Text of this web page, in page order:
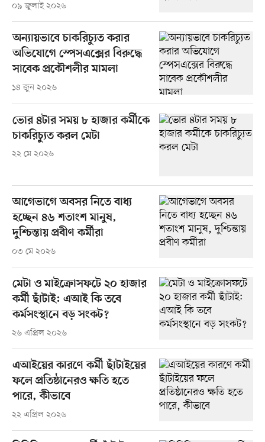
০৯ জুলাই ২০২৬
অন্যায়ভাবে চাকরিচ্যুত করার
অভিযোগে স্পেসএক্সের বিরুদ্ধে
সাবেক প্রকৌশলীর মামলা
১৪ জুন ২০২৬
ভোর ৪টার সময় ৮ হাজার কর্মীকে
চাকরিচ্যুত করল মেটা
২২ মে ২০২৬
আগেভাগে অবসর নিতে বাধ্য
হচ্ছেন ৪৬ শতাংশ মানুষ,
দুশ্চিন্তায় প্রবীণ কর্মীরা
০৩ মে ২০২৬
মেটা ও মাইক্রোসফটে ২০ হাজার
কর্মী ছাঁটাই: এআই কি তবে
কর্মসংস্থানে বড় সংকট?
২৬ এপ্রিল ২০২৬
এআইয়ের কারণে কর্মী ছাঁটাইয়ের
ফলে প্রতিষ্ঠানেরও ক্ষতি হতে
পারে, কীভাবে
২২ এপ্রিল ২০২৬